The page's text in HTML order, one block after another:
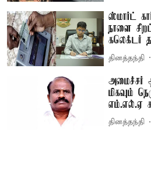
ஸ்மார்ட்
நாளை
கலெக்டர்
தினத்தந்தி
அமைச்சர்
மிகவும்
எம்.எல்.ஏ
தினத்தந்தி